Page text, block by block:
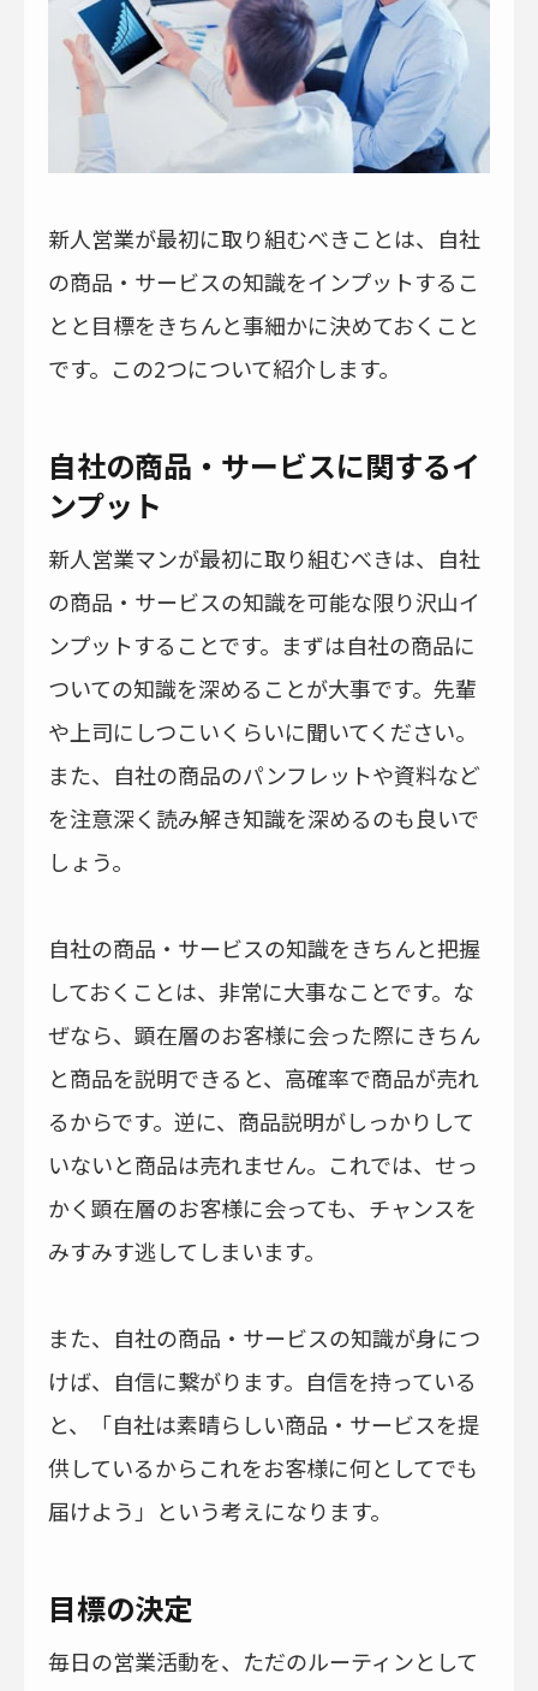
新人営業が最初に取り組むべきことは、自社
の商品・サービスの知識をインプットするこ
とと目標をきちんと事細かに決めておくこと
です。この2つについて紹介します。
自社の商品・サービスに関するイ
ンプット
新人営業マンが最初に取り組むべきは、自社
の商品・サービスの知識を可能な限り沢山イ
ンプットすることです。まずは自社の商品に
ついての知識を深めることが大事です。先輩
や上司にしつこいくらいに聞いてください。
また、自社の商品のパンフレットや資料など
を注意深く読み解き知識を深めるのも良いで
しょう。
自社の商品・サービスの知識をきちんと把握
しておくことは、非常に大事なことです。な
ぜなら、顕在層のお客様に会った際にきちん
と商品を説明できると、高確率で商品が売れ
るからです。逆に、商品説明がしっかりして
いないと商品は売れません。これでは、せっ
かく顕在層のお客様に会っても、チャンスを
みすみす逃してしまいます。
また、自社の商品・サービスの知識が身につ
けば、自信に繋がります。自信を持っている
と、「自社は素晴らしい商品・サービスを提
供しているからこれをお客様に何としてでも
届けよう」という考えになります。
目標の決定
毎日の営業活動を、ただのルーティンとして